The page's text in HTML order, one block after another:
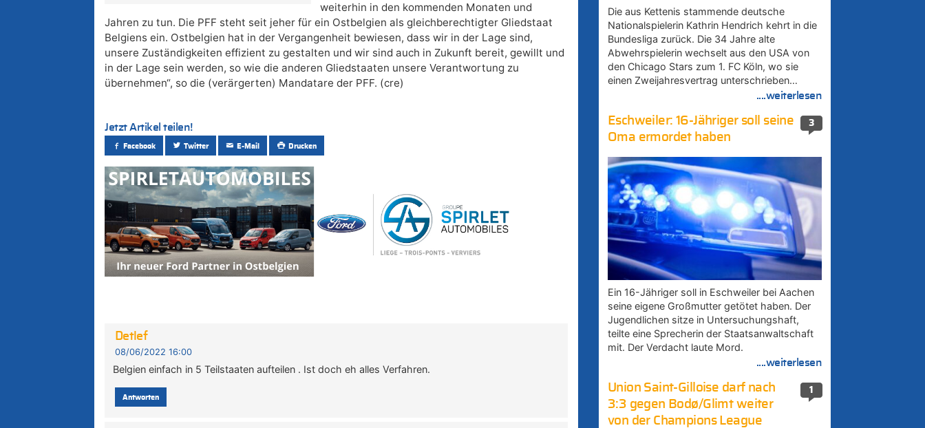
weiterhin in den kommenden Monaten und
Jahren zu tun. Die PFF steht seit jeher für ein Ostbelgien als gleichberechtigter Gliedstaat
Belgiens ein. Ostbelgien hat in der Vergangenheit bewiesen, dass wir in der Lage sind,
unsere Zuständigkeiten effizient zu gestalten und wir sind auch in Zukunft bereit, gewillt und
in der Lage sein werden, so wie die anderen Gliedstaaten unsere Verantwortung zu
übernehmen“, so die (verärgerten) Mandatare der PFF. (cre)
Jetzt Artikel teilen!
Facebook Twitter E-Mail Drucken
Detlef
08/06/2022 16:00
Belgien einfach in 5 Teilstaaten aufteilen . Ist doch eh alles Verfahren.
Antworten
Die aus Kettenis stammende deutsche
Nationalspielerin Kathrin Hendrich kehrt in die
Bundesliga zurück. Die 34 Jahre alte
Abwehrspielerin wechselt aus den USA von
den Chicago Stars zum 1. FC Köln, wo sie
einen Zweijahresvertrag unterschrieben…
....weiterlesen
3
Eschweiler: 16-Jähriger soll seine
Oma ermordet haben
Ein 16-Jähriger soll in Eschweiler bei Aachen
seine eigene Großmutter getötet haben. Der
Jugendlichen sitze in Untersuchungshaft,
teilte eine Sprecherin der Staatsanwaltschaft
mit. Der Verdacht laute Mord.
....weiterlesen
1
Union Saint-Gilloise darf nach
3:3 gegen Bodø/Glimt weiter
von der Champions League